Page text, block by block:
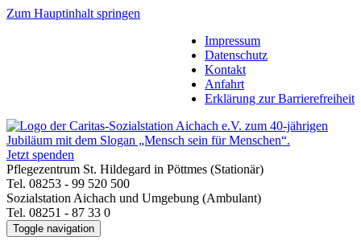
Zum Hauptinhalt springen
Impressum
Datenschutz
Kontakt
Anfahrt
Erklärung zur Barrierefreiheit
Jetzt spenden
Pflegezentrum St. Hildegard in Pöttmes (Stationär)
Tel. 08253 - 99 520 500
Sozialstation Aichach und Umgebung (Ambulant)
Tel. 08251 - 87 33 0
Toggle navigation